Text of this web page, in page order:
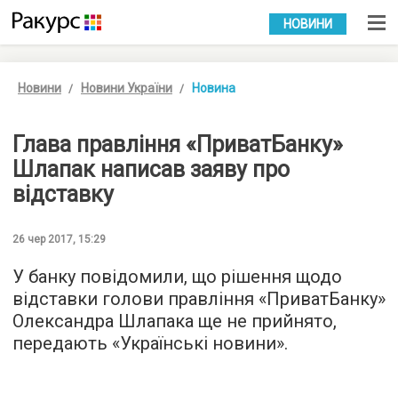
УКР РУС
НОВИНИ
Новини Новини України Новина
Глава правління «ПриватБанку»
Шлапак написав заяву про
відставку
26 чер 2017, 15:29
У банку повідомили, що рішення щодо
відставки голови правління «ПриватБанку»
Олександра Шлапака ще не прийнято,
передають «Українські новини».